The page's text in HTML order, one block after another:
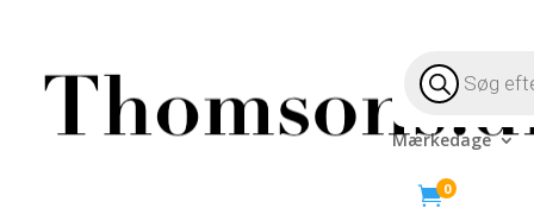
search
Mærkedage
0
Hjem /Bolig/Mærker/ Cozy Living/ Ternet